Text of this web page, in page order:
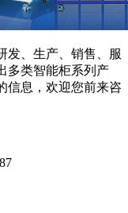
、生产、销售、服
多类智能柜系列产
信息，欢迎您前来咨